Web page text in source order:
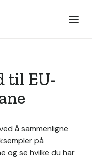
til EU-
å sammenligne
på
og se hvilke du har